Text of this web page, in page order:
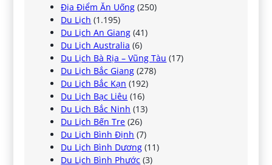
Địa Điểm Ăn Uống (250)
Du Lịch (1.195)
Du Lịch An Giang (41)
Du Lịch Australia (6)
Du Lịch Bà Rịa – Vũng Tàu (17)
Du Lịch Bắc Giang (278)
Du Lịch Bắc Kạn (192)
Du Lịch Bạc Liêu (16)
Du Lịch Bắc Ninh (13)
Du Lịch Bến Tre (26)
Du Lịch Bình Định (7)
Du Lịch Bình Dương (11)
Du Lịch Bình Phước (3)